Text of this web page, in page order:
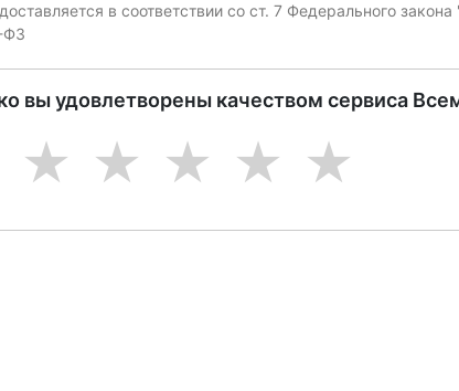
в соответствии со ст. 7 Федерального
ФЗ
вы удовлетворены качеством сервиса
5
4
3
2
1